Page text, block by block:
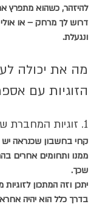
להיזהר, כשהוא מתפרץ
דרוש לך מרחק – או
ונגעלת.
מה את יכולה
הזוגיות עם
1. זוגיות המחברת שני עולמות מלאים
קחי בחשבון שכנראה
ממנו ותחומים אחרים
שכך.
יתכן וזה המתכון
בדרך כלל הוא יהיה